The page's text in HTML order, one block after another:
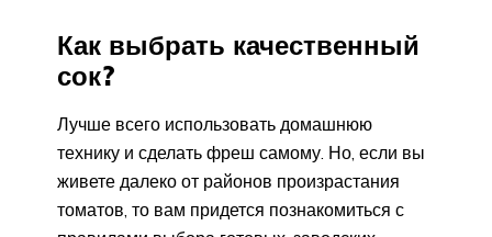
Как выбрать качественный
сок?
Лучше всего использовать домашнюю
технику и сделать фреш самому. Но, если вы
живете далеко от районов произрастания
томатов, то вам придется познакомиться с